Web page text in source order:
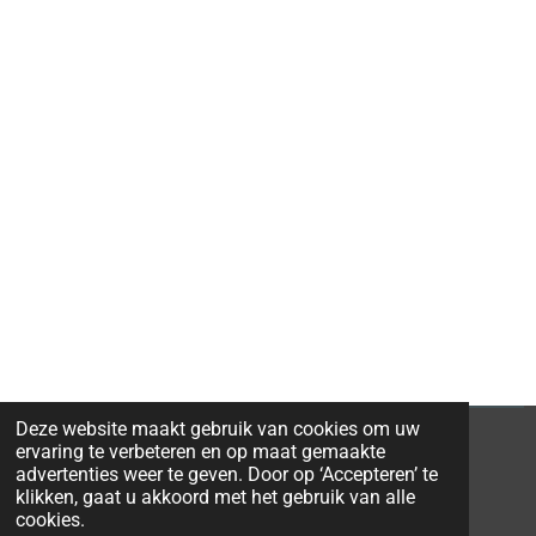
Deze website maakt gebruik van cookies om uw
ervaring te verbeteren en op maat gemaakte
advertenties weer te geven. Door op ‘Accepteren’ te
klikken, gaat u akkoord met het gebruik van alle
cookies.
© 2026 Ravi-Stones